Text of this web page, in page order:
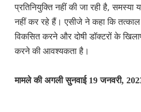
प्रतिनियुक्ति नहीं की जा रही है, समस्या
नहीं कर रहे हैं। एसीजे ने कहा कि तत्काल
विकसित करने और दोषी डॉक्टरों के
करने की आवश्यकता है।
मामले की अगली सुनवाई 19 जनवरी,